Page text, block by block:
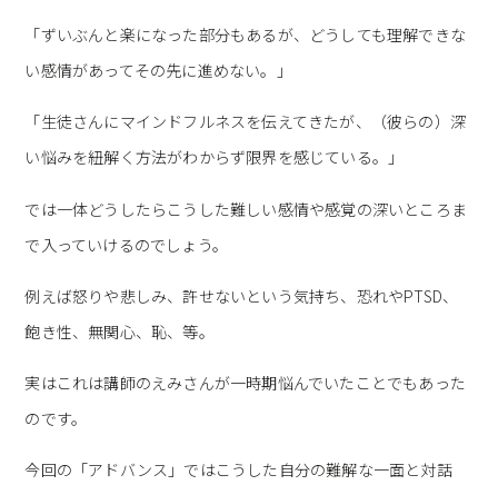
「ずいぶんと楽になった部分もあるが、どうしても理解できな
い感情があってその先に進めない。」
「生徒さんにマインドフルネスを伝えてきたが、（彼らの）深
い悩みを紐解く方法がわからず限界を感じている。」
では一体どうしたらこうした難しい感情や感覚の深いところま
で入っていけるのでしょう。
例えば怒りや悲しみ、許せないという気持ち、恐れやPTSD、
飽き性、無関心、恥、等。
実はこれは講師のえみさんが一時期悩んでいたことでもあった
のです。
今回の「アドバンス」ではこうした自分の難解な一面と対話